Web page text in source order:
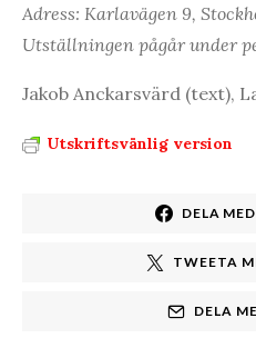
Adress: Karlavägen 9,
Utställningen pågår under
Jakob Anckarsvärd (text),
Utskriftsvänlig version
DELA
TWEETA
DELA